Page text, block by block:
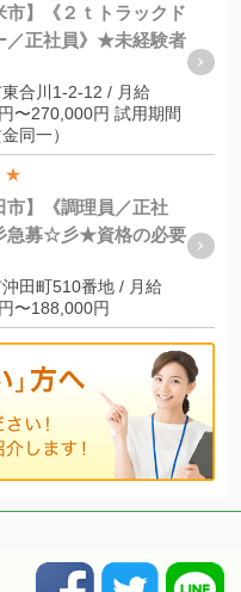
市】《２ｔトラックド
／正社員》★未経験者
合川1-2-12 / 月給
〜270,000円 試用期間
同一）
★
市】《調理員／正社
急募☆彡★資格の必要
田町510番地 / 月給
〜188,000円